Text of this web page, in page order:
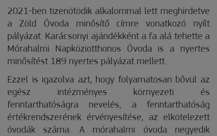
2021-ben tizenötödik alkalommal lett meghirdetve
a Zöld Óvoda minősítő címre vonatkozó nyílt
pályázat. Karácsonyi ajándékként a fa alá tehette a
Mórahalmi Napköziotthonos Óvoda is a nyertes
minősítést 189 nyertes pályázat mellett.
Ezzel is igazolva azt, hogy folyamatosan bővül az
egész intézményes környezeti és
fenntarthatóságra nevelés, a fenntarthatóság
értékrendszerének érvényesítése, az elkötelezett
óvodák száma. A mórahalmi óvoda negyedik